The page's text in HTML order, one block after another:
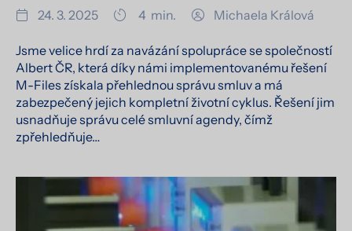
24. 3. 2025 4 min. Michaela Králová
Jsme velice hrdí za navázání spolupráce se společností
Albert ČR, která díky námi implementovanému řešení
M-Files získala přehlednou správu smluv a má
zabezpečený jejich kompletní životní cyklus. Řešení jim
usnadňuje správu celé smluvní agendy, čímž
zpřehledňuje…